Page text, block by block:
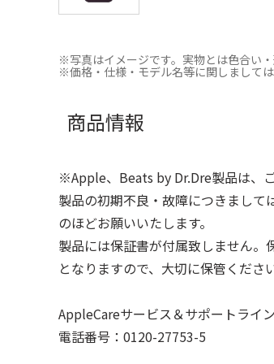
※写真はイメージです。実物とは色合い
※価格・仕様・モデル名等に関しまして
商品情報
※Apple、Beats by Dr.Dre製品は、
製品の初期不良・故障につきまし
のほどお願いいたします。
製品には保証書が付属致しません
となりますので、大切に保管ください
AppleCareサービス＆サポートライン
電話番号：0120-27753-5